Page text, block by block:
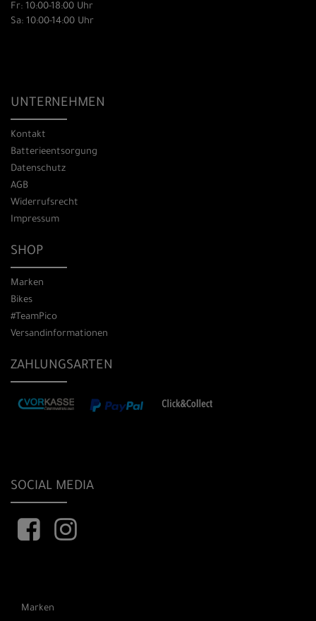
Fr: 10:00-18:00 Uhr
Sa: 10:00-14:00 Uhr
UNTERNEHMEN
Kontakt
Batterieentsorgung
Datenschutz
AGB
Widerrufsrecht
Impressum
SHOP
Marken
Bikes
#TeamPico
Versandinformationen
ZAHLUNGSARTEN
SOCIAL MEDIA
Marken